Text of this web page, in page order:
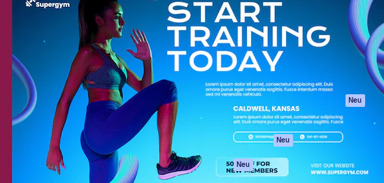
Die kreative Plattform, um deine beste
Arbeit zu verwirklichen. Mehr als 1 Million
Abonnenten unter Kreativen, Unternehmen,
Agenturen und Studios.
Deutsch
Spaces
KI-Assistent
KI-Bildgenerator
KI-Videogenerator
KI-
Stimmengenerator
Stock-Inhalte
MCP für
Claude/ChatGPT
Neu
Agenten Neu
Dokumentation
Support
Neu
Cookie-Richtlinie
Vertrauenszentrum
Unternehmen